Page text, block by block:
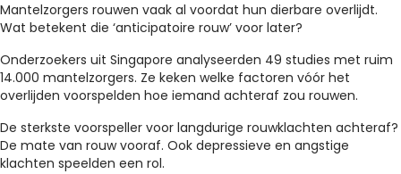
Mantelzorgers rouwen vaak al voordat hun dierbare overlijdt.
Wat betekent die ‘anticipatoire rouw’ voor later?
Onderzoekers uit Singapore analyseerden 49 studies met ruim
14.000 mantelzorgers. Ze keken welke factoren vóór het
overlijden voorspelden hoe iemand achteraf zou rouwen.
De sterkste voorspeller voor langdurige rouwklachten achteraf?
De mate van rouw vooraf. Ook depressieve en angstige
klachten speelden een rol.